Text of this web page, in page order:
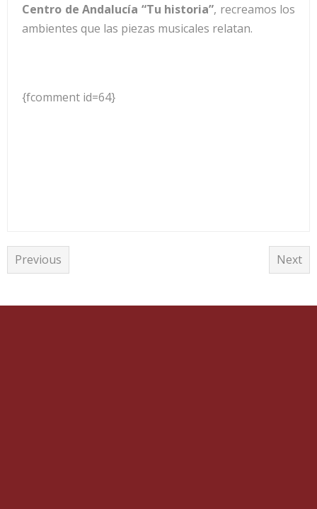
Centro de Andalucía “Tu historia”, recreamos los
ambientes que las piezas musicales relatan.
{fcomment id=64}
Previous Next